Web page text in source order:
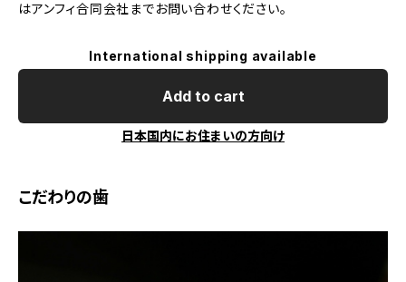
はアンフィ合同会社までお問い合わせください。
International shipping available
Add to cart
日本国内にお住まいの方向け
こだわりの歯